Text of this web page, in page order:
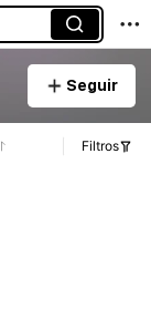
Seguir
Filtros